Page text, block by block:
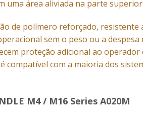
uma área aliviada na parte
de polímero reforçado, resistente
sem o peso ou a
proteção adicional ao
compatível com a maioria dos
M4 / M16 Series A020M